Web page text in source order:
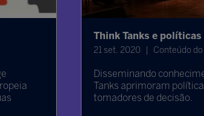
Think Tanks e
21 set. 2020 Conteúdo
Disseminando
Tanks aprimoram
tomadores de decisão.